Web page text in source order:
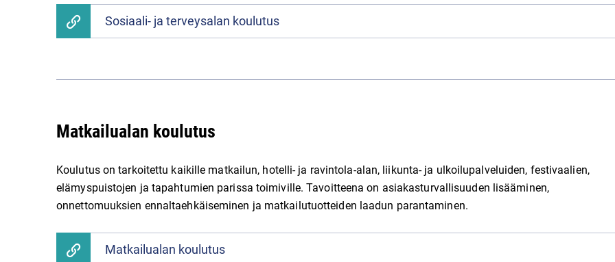
Sosiaali- ja terveysalan koulutus
Matkailualan koulutus
Koulutus on tarkoitettu kaikille matkailun, hotelli- ja ravintola-alan, liikunta- ja ulkoilupalveluiden, festivaalien,
elämyspuistojen ja tapahtumien parissa toimiville. Tavoitteena on asiakasturvallisuuden lisääminen,
onnettomuuksien ennaltaehkäiseminen ja matkailutuotteiden laadun parantaminen.
Matkailualan koulutus